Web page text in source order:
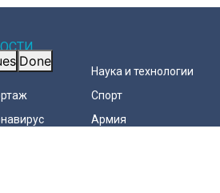
Done
Наука и технологии
Спорт
Армия